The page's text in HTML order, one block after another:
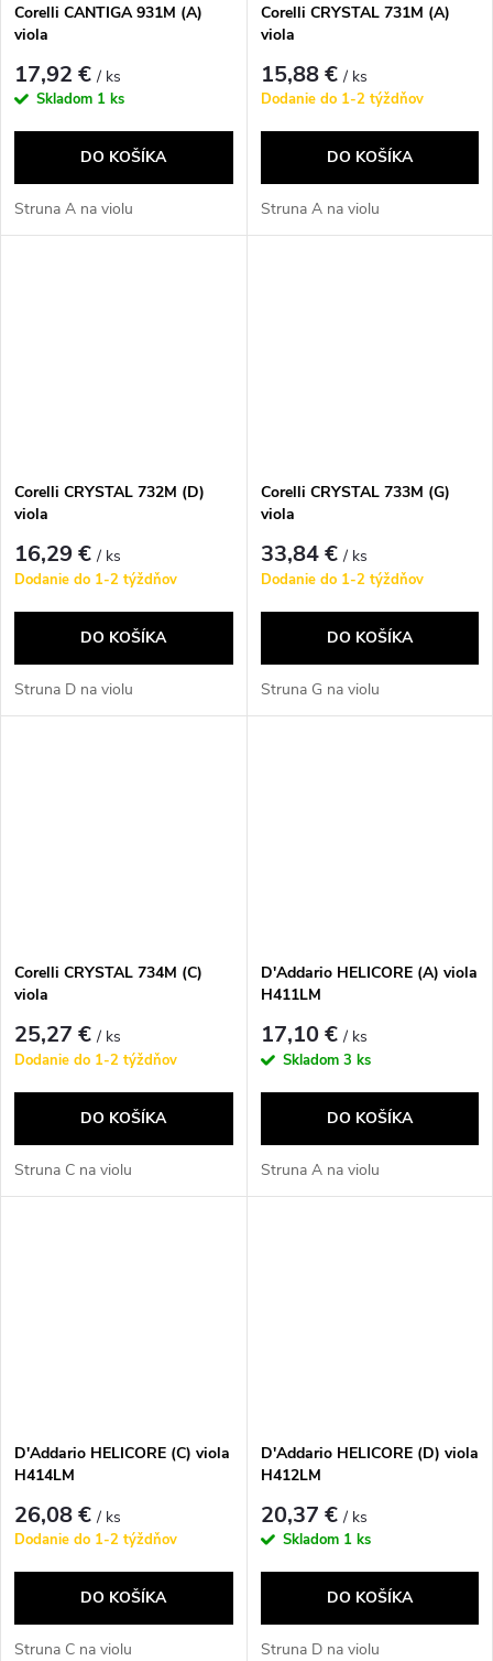
Corelli CANTIGA 931M (A)
viola
17,92 €/ ks
Skladom 1 ks
DO KOŠÍKA
Struna A na violu
Corelli CRYSTAL 731M (A)
viola
15,88 €/ ks
Dodanie do 1-2 týždňov
DO KOŠÍKA
Struna A na violu
Corelli CRYSTAL 732M (D)
viola
16,29 €/ ks
Dodanie do 1-2 týždňov
DO KOŠÍKA
Struna D na violu
Corelli CRYSTAL 733M (G)
viola
33,84 €/ ks
Dodanie do 1-2 týždňov
DO KOŠÍKA
Struna G na violu
Corelli CRYSTAL 734M (C)
viola
25,27 €/ ks
Dodanie do 1-2 týždňov
DO KOŠÍKA
Struna C na violu
D'Addario HELICORE (A) viola
H411LM
17,10 €/ ks
Skladom 3 ks
DO KOŠÍKA
Struna A na violu
D'Addario HELICORE (C) viola
H414LM
26,08 €/ ks
Dodanie do 1-2 týždňov
DO KOŠÍKA
Struna C na violu
D'Addario HELICORE (D) viola
H412LM
20,37 €/ ks
Skladom 1 ks
DO KOŠÍKA
Struna D na violu